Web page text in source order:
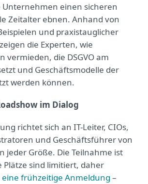
Unternehmen einen sicheren
Zeitalter ebnen. Anhand von
und praxistauglicher
die Experten, wie
vermieden, die DSGVO am
und Geschäftsmodelle der
werden können.
im Dialog
richtet sich an IT-Leiter, CIOs,
und Geschäftsführer von
jeder Größe. Die Teilnahme ist
Plätze sind limitiert, daher
eine frühzeitige Anmeldung –